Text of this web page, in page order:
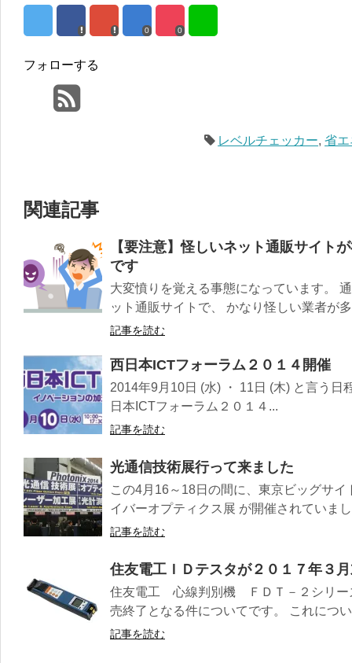
0 0
フォローする
レベルチェッカー,省
関連記事
【要注意】怪しいネット通販サイト
です
大変憤りを覚える事態になっています。
ット通販サイトで、 かなり怪しい業者が
記事を読む
西日本ICTフォーラム２０１４開催
2014年9月10日 (水) ・ 11日 (木) と言う日
日本ICTフォーラム２０１４...
記事を読む
光通信技術展行って来ました
この4月16～18日の間に、東京ビッグサ
イバーオプティクス展 が開催されていま
記事を読む
住友電工ＩＤテスタが２０１７年３
住友電工 心線判別機 ＦＤＴ－２シリー
売終了となる件についてです。 これにつ
記事を読む